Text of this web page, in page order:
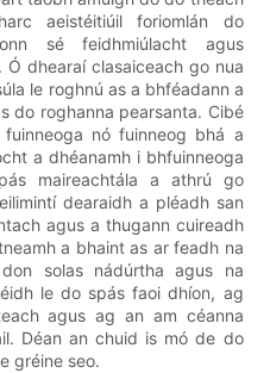
aeistéitiúil foriomlán do
sé feidhmiúlacht agus
dhearaí clasaiceach go nua
le roghnú as a bhféadann a
do roghanna pearsanta. Cibé
nó fuinneog bhá a
a dhéanamh i bhfuinneoga
maireachtála a athrú go
dearaidh a pléadh san
agus a thugann cuireadh
a bhaint as ar feadh na
solas nádúrtha agus na
le do spás faoi dhíon, ag
agus ag an am céanna
Déan an chuid is mó de do
gréine seo.